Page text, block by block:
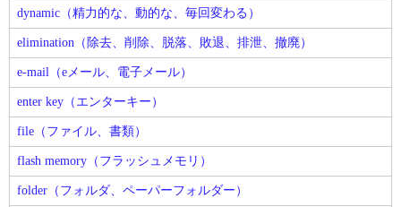
dynamic（精力的な、動的な、毎回変わる）
elimination（除去、削除、脱落、敗退、排泄、撤廃）
e-mail（eメール、電子メール）
enter key（エンターキー）
file（ファイル、書類）
flash memory（フラッシュメモリ）
folder（フォルダ、ペーパーフォルダー）